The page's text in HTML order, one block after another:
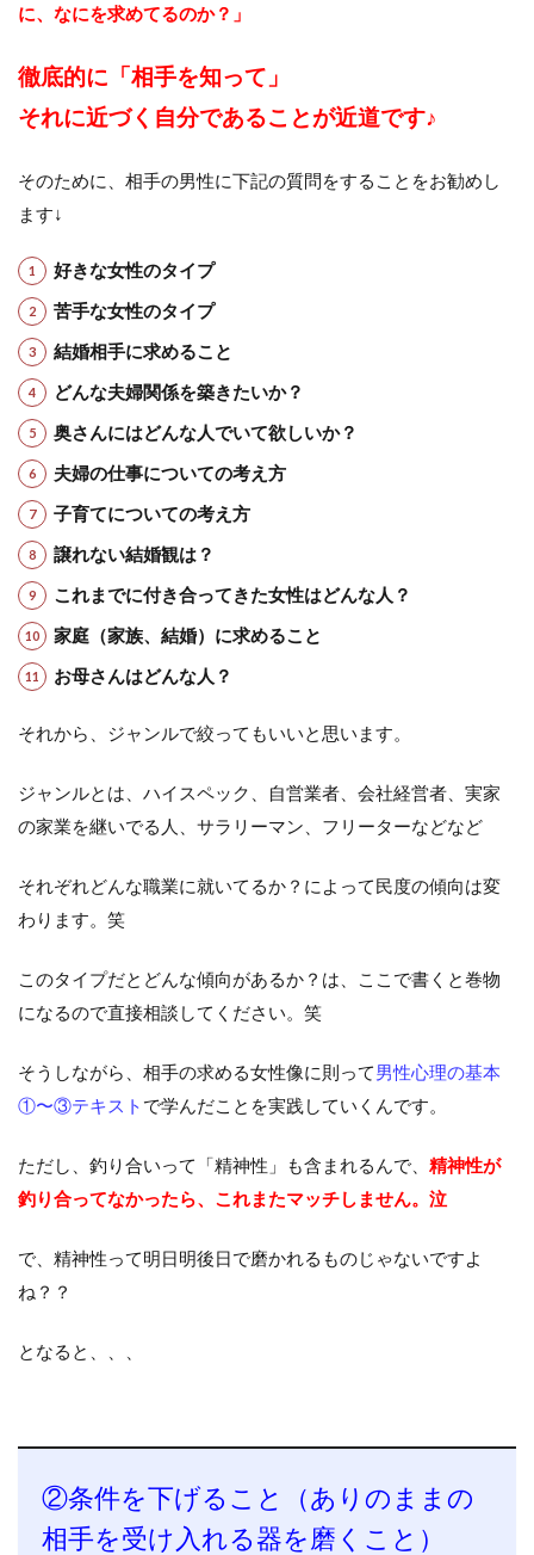
に、なにを求めてるのか？」
徹底的に「相手を知って」
それに近づく自分であることが近道です♪
そのために、相手の男性に下記の質問をすることをお勧めし
ます↓
好きな女性のタイプ
苦手な女性のタイプ
結婚相手に求めること
どんな夫婦関係を築きたいか？
奥さんにはどんな人でいて欲しいか？
夫婦の仕事についての考え方
子育てについての考え方
譲れない結婚観は？
これまでに付き合ってきた女性はどんな人？
家庭（家族、結婚）に求めること
お母さんはどんな人？
それから、ジャンルで絞ってもいいと思います。
ジャンルとは、ハイスペック、自営業者、会社経営者、実家
の家業を継いでる人、サラリーマン、フリーターなどなど
それぞれどんな職業に就いてるか？によって民度の傾向は変
わります。笑
このタイプだとどんな傾向があるか？は、ここで書くと巻物
になるので直接相談してください。笑
そうしながら、相手の求める女性像に則って男性心理の基本
①〜③テキスト で学んだことを実践していくんです。
ただし、釣り合いって「精神性」も含まれるんで、 精神性が
釣り合ってなかったら、これまたマッチしません。泣
で、精神性って明日明後日で磨かれるものじゃないですよ
ね？？
となると、、、
②条件を下げること（ありのままの
相手を受け入れる器を磨くこと）